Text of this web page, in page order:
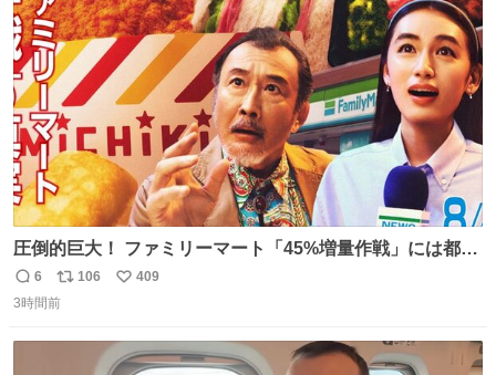
ト
数
数
圧倒的巨大！ ファミリーマート「45%増量作戦」には都市
伝説が隠されている、のかもしれない。 web-
mu.jp/news/79509/
返
信
6
リ
ポ
106
い
数
409
3時間前